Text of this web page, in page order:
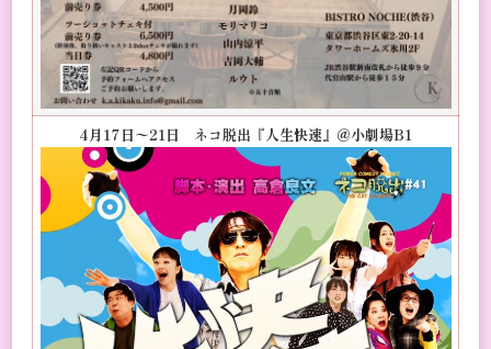
4月17日〜21日 ネコ脱出『人生快速』＠小劇場B1